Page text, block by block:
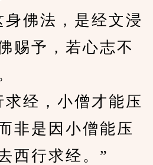
佛法，是经文浸
赐予，若心志不
经，小僧才能压
非是因小僧能压
西行求经。”